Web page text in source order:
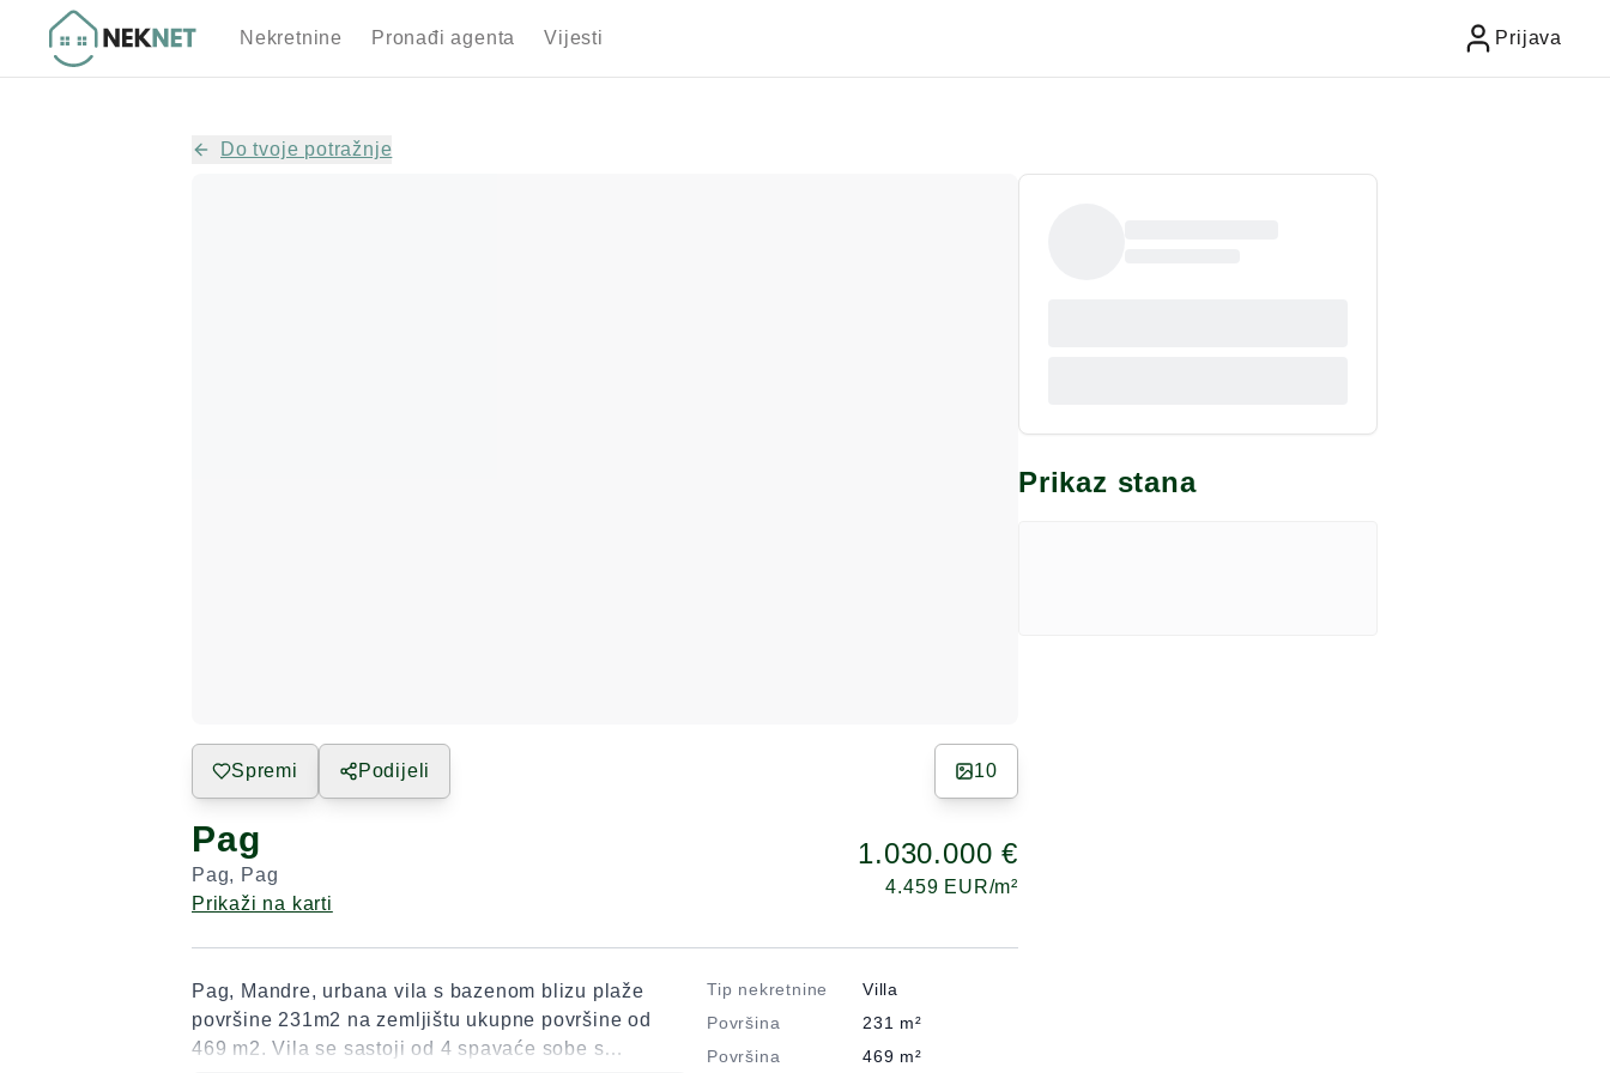
Nekretnine Pronađi agenta Vijesti Prijava
Do tvoje potražnje
Spremi Podijeli 10
Pag
Pag, Pag
Prikaži na karti
1.030.000 €
4.459 EUR/m²
Pag, Mandre, urbana vila s bazenom blizu plaže
površine 231m2 na zemljištu ukupne površine od
469 m2. Vila se sastoji od 4 spavaće sobe s
Tip nekretnine
Villa
Površina
231 m²
Površina
469 m²
Prikaz stana